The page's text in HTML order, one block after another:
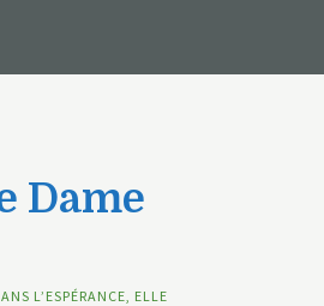
Dame
L’ESPÉRANCE, ELLE